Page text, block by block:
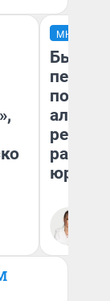
МНЕНИЕ
Был
разбор
юриста